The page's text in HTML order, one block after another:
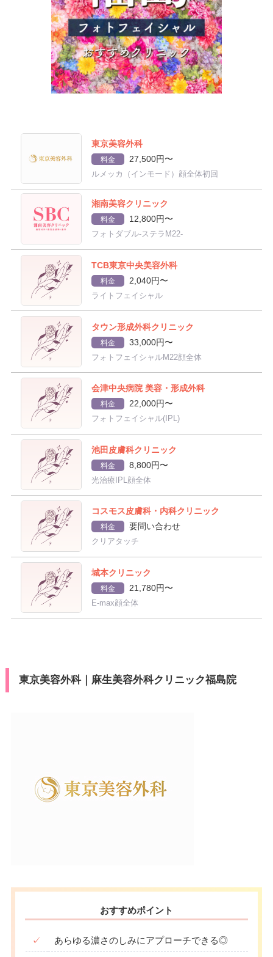
東京美容外科
料金 27,500円〜
ルメッカ（インモード）顔全体初回
湘南美容クリニック
料金 12,800円〜
フォトダブル-ステラM22-
TCB東京中央美容外科
料金 2,040円〜
ライトフェイシャル
タウン形成外科クリニック
料金 33,000円〜
フォトフェイシャルM22顔全体
会津中央病院 美容・形成外科
料金 22,000円〜
フォトフェイシャル(IPL)
池田皮膚科クリニック
料金 8,800円〜
光治療IPL顔全体
コスモス皮膚科・内科クリニック
料金 要問い合わせ
クリアタッチ
城本クリニック
料金 21,780円〜
E-max顔全体
東京美容外科｜麻生美容外科クリニック福島院
おすすめポイント
✓ あらゆる濃さのしみにアプローチできる◎